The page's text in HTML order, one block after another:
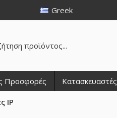
Greek
Προσφορές Κατασκευαστές
IP